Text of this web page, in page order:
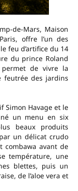
de-Mars, Maison
offre l’un des
feu d’artifice du 14
du prince Roland
permet de vivre la
feutrée des jardins
Simon Havage et le
un menu en six
beaux produits
un délicat crudo
combawa avant de
température, une
blettes, puis un
de l’aloe vera et